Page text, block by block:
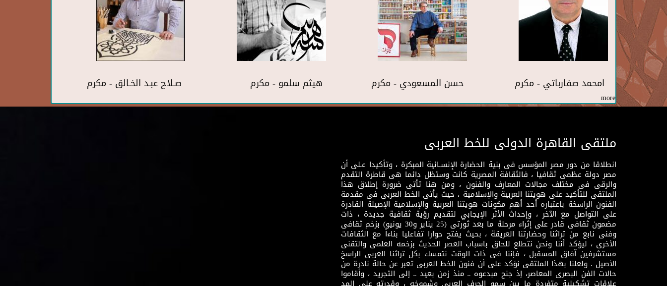
صـلاح عبـد الخـالق - مكرم هيثم سلمو - مكرم حسن المسعودي - مكرم امحمد صفارباتي - مكرم
more
ملتقى القاهرة الدولى للخط العربى
انطلاقا من دور مصر المؤسس فى بنية الحضارة الإنسـانية المبكرة ، وتأكيدا عـلى أن
مصر دولة عظمى ثقافيا ، فالثقافة المصرية كانت وستظل دائما هى قاطرة التقدم
والرقى فى مختلف مجالات المعارف والفنون ، ومن هنا تأتى ضرورة إطلاق هذا
الملتقى للتأكيد على هويتنا العربية والإسلامية ، حيث يأتى الخط العربى فى مقدمة
الفنون الراسخة باعتباره أحد أهم مكونات هويتنا العربية والإسلامية الإصيلة القادرة
على التواصل مع الآخر ، وإحداث الأثر الإيجابي لتقديم رؤية ثقافية جديدة ، ذات
مضمون ثقافى قادر على إثراء مرحلة ما بعد ثورتى (25 يناير و30 يونيو) بزخم ثقافى
وفنى نابع من تراثنا وحضارتنا العريقة ، بحيث يفتح حوارا تفاعليا بناءاً مع الثقافات
الأخرى ، ليؤكد أننا ونحن نتطلع للحاق باسباب العصر الحديث بزخمه العلمى والتقنى
مستشرفين آفاق المسقبل ، فإننا فى ذات الوقت نتمسك بكل تراثنا العربى الراسخ
الأصيل . ولعلنا بهذا الملتقى نؤكد على أن فنون الخط العربى تعبر عن حالة نادرة من
حالات الفن البصرى المعاصر، إذ جنح مبدعوه ــ منذ زمن بعيد ــ إلى التجريد ، وأقاموا